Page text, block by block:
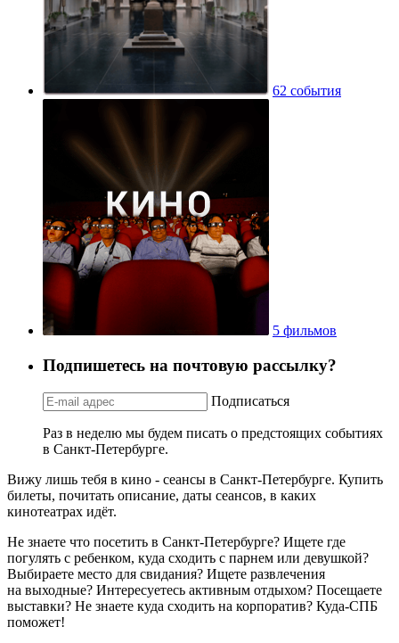
62 события
5 фильмов
Подпишетесь на почтовую рассылку?
Подписаться
Раз в неделю мы будем писать о предстоящих событиях
в Санкт-Петербурге.
Вижу лишь тебя в кино - сеансы в Санкт-Петербурге. Купить
билеты, почитать описание, даты сеансов, в каких
кинотеатрах идёт.
Не знаете что посетить в Санкт-Петербурге? Ищете где
погулять с ребенком, куда сходить с парнем или девушкой?
Выбираете место для свидания? Ищете развлечения
на выходные? Интересуетесь активным отдыхом? Посещаете
выставки? Не знаете куда сходить на корпоратив? Куда-СПБ
поможет!